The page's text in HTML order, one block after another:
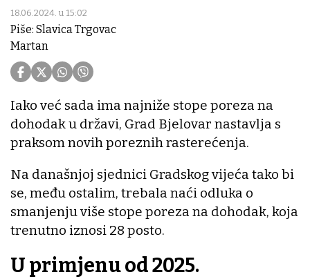
18.06.2024. u 15:02
Piše: Slavica Trgovac
Martan
Iako već sada ima najniže stope poreza na
dohodak u državi, Grad Bjelovar nastavlja s
praksom novih poreznih rasterećenja.
Na današnjoj sjednici Gradskog vijeća tako bi
se, među ostalim, trebala naći odluka o
smanjenju više stope poreza na dohodak, koja
trenutno iznosi 28 posto.
U primjenu od 2025.